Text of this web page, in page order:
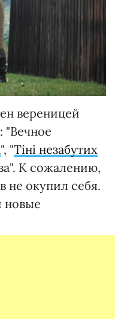
вереницей
"Вечное
", "Тіні незабутих
К сожалению,
не окупил себя.
новые